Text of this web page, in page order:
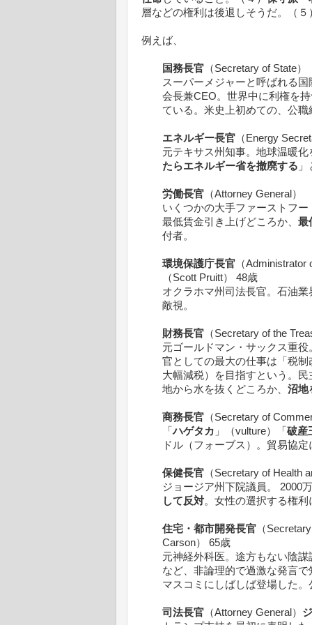
層などの権利は後退しそうだ。（５
例えば、
国務長官（Secretary of State
スーパーメジャーと呼ばれる
会長兼CEO。世界中に利権を
ている。米史上初めての、公
エネルギー長官（Energy
元テキサス州知事。地球温暖化
たらエネルギー省を撤廃する
労働長官（Attorney General）
いくつかの大手ファーストフ
最低賃金引き上げどころか、 最
付者。
環境保護庁長官（Administrator
（Scott Pruitt） 48歳
オクラホマ州司法長官。石油業
敵視。
財務長官（Secretary of the
元ゴールドマン・サックス重
官としての最大の仕事は「税
大幅減税）を目指すという。
地から水を抜くどころか、 沼地
商務長官（Secretary of
「ハゲタカ 」（vulture）「 破産
ドル（フォーブス）。貿易協
保健長官（Secretary of Health
ジョージア州下院議員。 2000
して反対。女性の選択する権利
住宅・都市開発長官（
Carson） 65歳
元神経外科医。途方もない陰
など、非論理的で過激な発言
マスコミにしばしば登場した
司法長官（Attorney General）